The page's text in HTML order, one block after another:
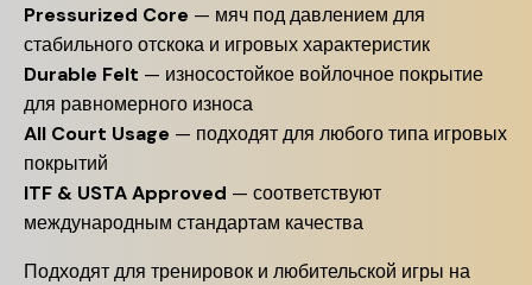
Pressurized Core — мяч под давлением для
стабильного отскока и игровых характеристик
Durable Felt — износостойкое войлочное покрытие
для равномерного износа
All Court Usage — подходят для любого типа игровых
покрытий
ITF & USTA Approved — соответствуют
международным стандартам качества
Подходят для тренировок и любительской игры на